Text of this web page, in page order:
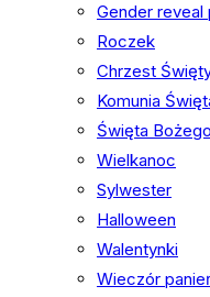
Gender reveal
Roczek
Chrzest
Komunia
Święta
Wielkanoc
Sylwester
Halloween
Walentynki
Wieczór